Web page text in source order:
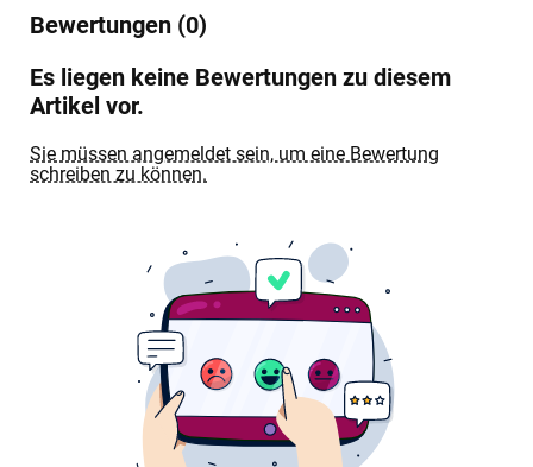
Bewertungen (0)
Es liegen keine Bewertungen zu diesem
Artikel vor.
Sie müssen angemeldet sein, um eine Bewertung
schreiben zu können.